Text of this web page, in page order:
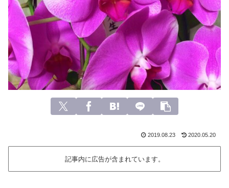
2019.08.23 2020.05.20
記事内に広告が含まれています。